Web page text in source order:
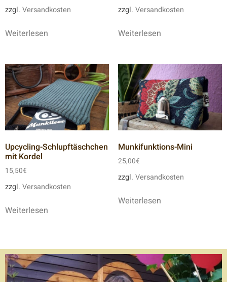
zzgl. Versandkosten
Weiterlesen
zzgl. Versandkosten
Weiterlesen
Upcycling-Schlupftäschchen
mit Kordel
15,50€
zzgl. Versandkosten
Weiterlesen
Munkifunktions-Mini
25,00€
zzgl. Versandkosten
Weiterlesen